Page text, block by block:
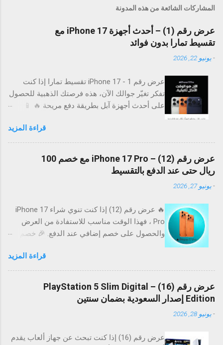
المشاركات الشائعة من هذه المدونة
عرض رقم (1) – أحدث أجهزة iPhone 17 مع
تقسيط تمارا بدون فوائد
-يونيو 22, 2026
عرض رقم 1 - iPhone 17 تقسيط تمارا إذا كنت
تفكر تغيّر جوالك الآن، هذه فرصتك الذهبية للحصول
على أحدث أجهزة آبل بطريقة دفع مريحة 🔥 📱
17 Pro iPhone 17 Pro Max 💳 تقسيط بدون فوائد
مع تمارا تقدر تقسط على 12 دفعة مريحة بدون أي
فوائد. بدون فوائد ❌ بدون ضغط مالي 😌 استلام
سريع 🚀 ⏳ عرض رقم (1) – موقت ⚠️ العرض متاح
لفترة محدودة وقد ينتهي في أي وقت لا تفوت
حسب المتجر.
قراءة المزيد
عرض رقم (12) – iPhone 17 Pro مع خصم 100
ريال حتى عند الدفع بالتقسيط
-يونيو 27, 2026
🔥 عرض رقم (12) إذا كنت تنوي شراء iPhone 17
Pro ، فهذا الوقت مناسب للاستفادة من العرض
والحصول على خصم إضافي عند الدفع. 🎉 خصم
إتمام عملية الشراء بالبطاقات المؤهلة، والأفضل أن
الخصم يشمل حتى عمليات الشراء بالتقسيط . 📱
أبرز مميزات iPhone 17 Pro 📸 كاميرات احترافية
لصور وفيديوهات مذهلة. ⚡ أداء سريع بفضل أحدث
معالجات Apple. 🔋 بطارية محسنة للاستخدام
من هذا العرض؟ 🎁 خصم 100 ريال على عملية
قراءة المزيد
عرض رقم (16) – PlayStation 5 Slim Digital
Edition إصدار السعودية بضمان سنتين
-يونيو 28, 2026
عرض رقم (16) إذا كنت تبحث عن جهاز ألعاب يقدم